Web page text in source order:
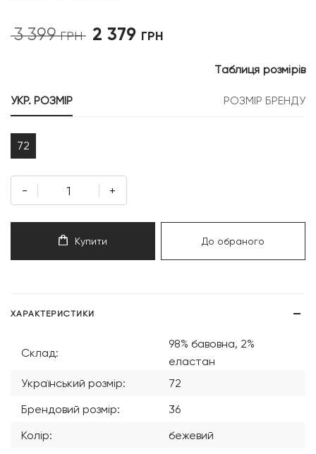
3 399ГРН
Оригінальна
2 379 ГРН
УКР. РОЗМІР
РОЗМІР БРЕНДУ
Таблиця розмірів
72
- +
Купити До обраного
ХАРАКТЕРИСТИКИ
Склад:
98% бавовна, 2%
еластан
Український розмір:
72
Брендовий розмір:
36
Колір:
бежевий